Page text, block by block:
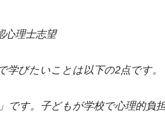
理士志望
びたいことは以下の2点です。
す。子どもが学校で心理的負